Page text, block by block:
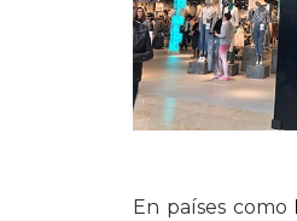
En países como